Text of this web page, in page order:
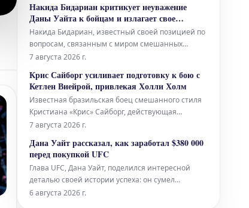
бокса на данный момент. Хотя он прямо не
назвал имя, его слова заставили многих
предположить, что речь идет о юном даровании
Мозе
Накида Бидариан критикует неуважение
Даны Уайта к бойцам и излагает свое
видение MVP MMA
Накида Бидариан, известный своей позицией по
вопросам, связанным с миром смешанных
единоборств, высказал резкую критику в адрес
поведение Уайта демонстрирует явное
"неуважение" к бойцам. Он считает, что такое
отношение недопустимо для лидера индустрии
7 августа 2026 г.
Крис Сайборг усиливает подготовку к бою с
Кетлен Виейрой, привлекая Холли Холм
Известная бразильская боец смешанного стиля
Кристиана «Крис» Сайборг, действующая
чемпионка PFL в женском полулегком весе,
бразильянки Кетлен Виейры. Для повышения
уровня своей подготовки Сайборг пригласила в
свой тренировочный лагерь бывшую чемпио
7 августа 2026 г.
Дана Уайт рассказал, как заработал $380 000
перед покупкой UFC
Глава UFC, Дана Уайт, поделился интересной
деталью своей истории успеха: он сумел
заработать внушительную сумму в 380 000
6 августа 2026 г.